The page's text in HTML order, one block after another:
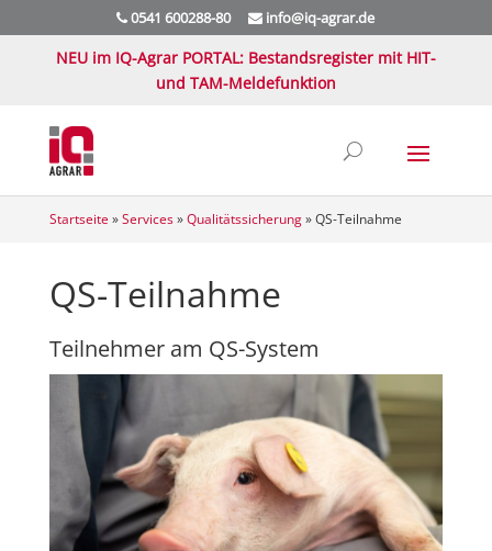
0541 600288-80 info@iq-agrar.de
NEU im IQ-Agrar PORTAL: Bestandsregister mit HIT-
und TAM-Meldefunktion
Startseite »Services»Qualitätssicherung»QS-Teilnahme
QS-Teilnahme
Teilnehmer am QS-System